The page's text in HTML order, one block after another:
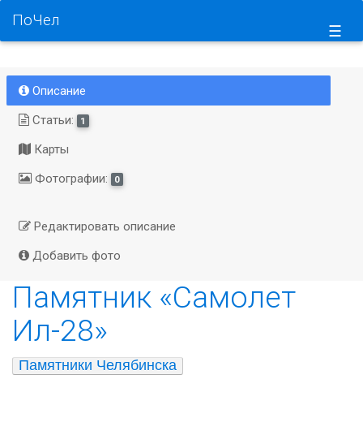
☰
ПоЧел
Описание
Статьи:
1
Карты
Фотографии:
0
Редактировать описание
Добавить фото
Памятник «Самолет
Ил-28»
Памятники Челябинска